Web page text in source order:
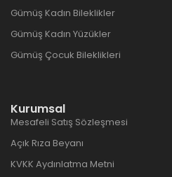
Gümüş Kadın Bileklikler
Gümüş Kadın Yüzükler
Gümüş Çocuk Bileklikleri
Kurumsal
Mesafeli Satış Sözleşmesi
Açık Rıza Beyanı
KVKK Aydınlatma Metni